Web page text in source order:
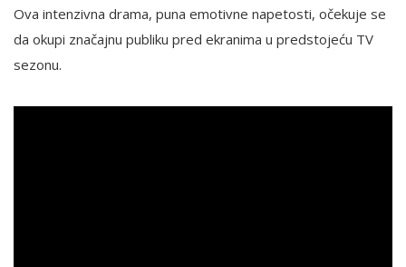
Ova intenzivna drama, puna emotivne napetosti, očekuje se
da okupi značajnu publiku pred ekranima u predstojeću TV
sezonu.